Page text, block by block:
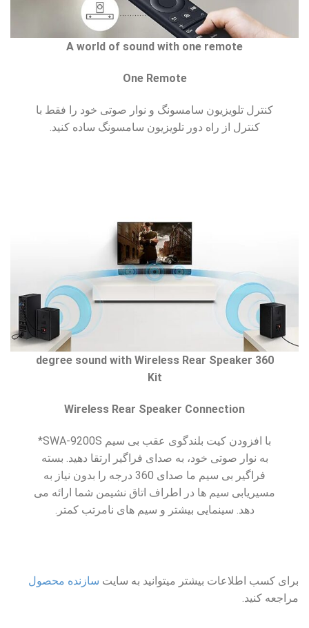
A world of sound with one remote
One Remote
کنترل تلویزیون سامسونگ و نوار صوتی خود را فقط با
کنترل از راه دور تلویزیون سامسونگ ساده کنید.
360 degree sound with Wireless Rear Speaker
Kit
Wireless Rear Speaker Connection
با افزودن کیت بلندگوی عقب بی سیم SWA-9200S*
به نوار صوتی خود، به صدای فراگیر ارتقا دهید. بسته
فراگیر بی سیم ما صدای 360 درجه را بدون نیاز به
مسیریابی سیم ها در اطراف اتاق نشیمن شما ارائه می
دهد. سینمایی بیشتر و سیم های نامرتب کمتر.
برای کسب اطلاعات بیشتر میتوانید به سایت سازنده محصول
مراجعه کنید.